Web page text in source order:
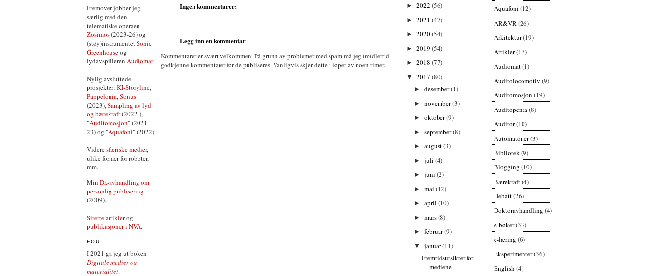
Fremover jobber jeg
særlig med den
telematiske operaen
Zosimos(2023-26) og
(støy)instrumentetSonic
Greenhouseog
lydavspilleren Audiomat.
Nylig avsluttede
prosjekter: KI-Storyline,
Pappelonia,Sonus
(2023),Sampling av lyd
og bærekraft(2022-),
"Auditomosjon" (2021-
23) og "Aquafoni" (2022).
Videresfæriske medier,
ulike former for roboter,
mm.
Min Dr.-avhandling om
personlig publisering
(2009).
Siterte artiklerog
publikasjoner i NVA.
FOU
I 2021 ga jeg ut boken
Digitale medier og
materialitet.
Ingen kommentarer:
Legg inn en kommentar
Kommentarer er svært velkommen. På grunn av problemer med spam må jeg imidlertid
godkjenne kommentarer før de publiseres. Vanligvis skjer dette i løpet av noen timer.
► 2022 (56)
► 2021 (47)
► 2020(54)
► 2019 (54)
► 2018 (77)
▼ 2017 (80)
► desember(1)
► november(3)
► oktober(9)
► september(8)
► august(3)
► juli (4)
► juni (2)
► mai (12)
► april (10)
► mars(8)
► februar(9)
▼ januar(11)
Fremtidsutsikter for
mediene
Aquafoni (12)
AR&VR (26)
Arkitektur(19)
Artikler(17)
Audiomat(1)
Auditolocomotiv (9)
Auditomosjon (19)
Auditopenta(8)
Auditor(10)
Automatoner(3)
Bibliotek(9)
Blogging (10)
Bærekraft(4)
Debatt(26)
Doktoravhandling (4)
e-bøker(33)
e-læring (6)
Eksperimenter(36)
English (4)